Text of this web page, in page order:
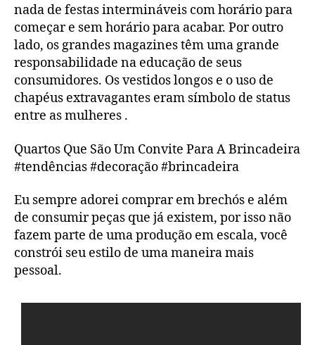
nada de festas intermináveis com horário para
começar e sem horário para acabar. Por outro
lado, os grandes magazines têm uma grande
responsabilidade na educação de seus
consumidores. Os vestidos longos e o uso de
chapéus extravagantes eram símbolo de status
entre as mulheres .
Quartos Que São Um Convite Para A Brincadeira
#tendências #decoração #brincadeira
Eu sempre adorei comprar em brechós e além
de consumir peças que já existem, por isso não
fazem parte de uma produção em escala, você
constrói seu estilo de uma maneira mais
pessoal.